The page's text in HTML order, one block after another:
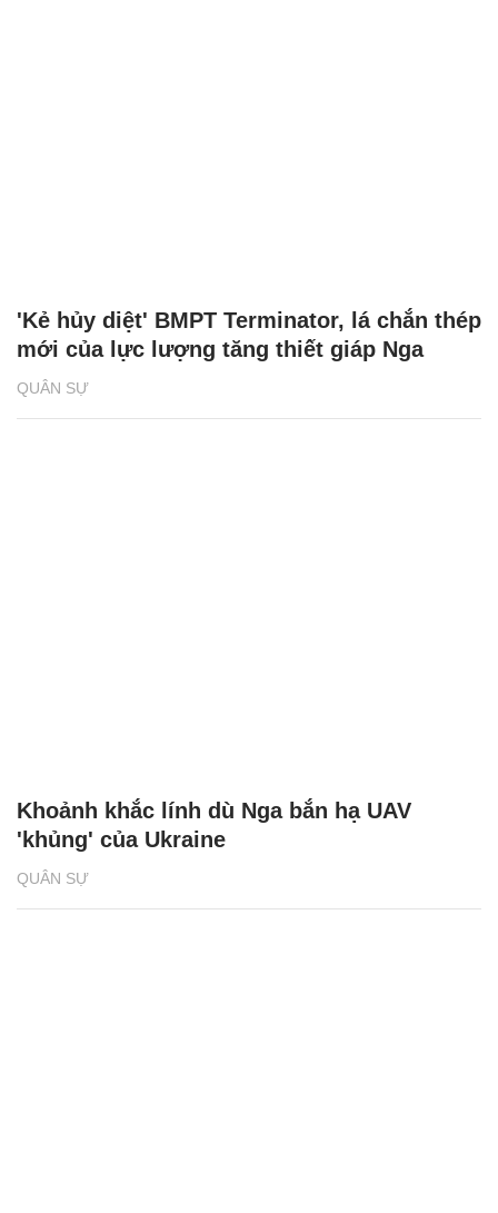
QUÂN SỰ
'Kẻ hủy diệt' BMPT Terminator, lá chắn thép
mới của lực lượng tăng thiết giáp Nga
QUÂN SỰ
Khoảnh khắc lính dù Nga bắn hạ UAV
'khủng' của Ukraine